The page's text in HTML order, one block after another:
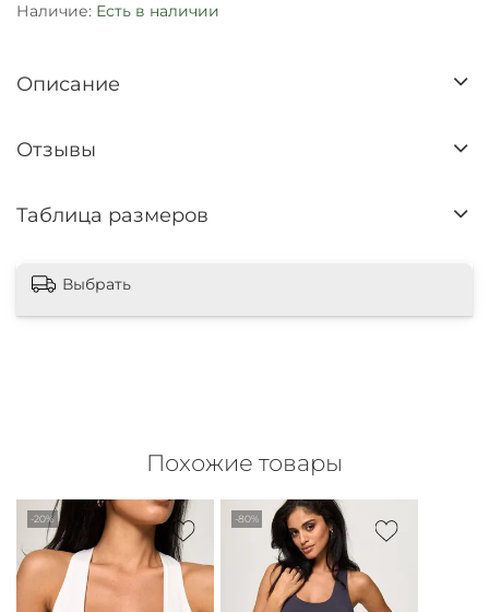
Наличие: Есть в наличии
Описание
Отзывы
Таблица размеров
Выбрать
Похожие товары
-20% -80%